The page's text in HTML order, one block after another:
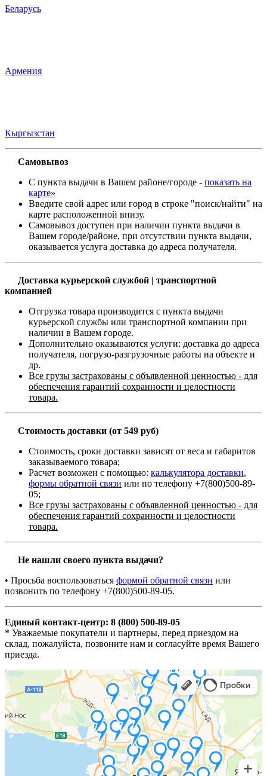
Беларусь
Армения
Кыргызстан
Самовывоз
С пункта выдачи в Вашем районе/городе - показать на
карте»
Введите свой адрес или город в строке "поиск/найти" на
карте расположенной внизу.
Самовывоз доступен при наличии пункта выдачи в
Вашем городе/районе, при отсутствии пункта выдачи,
оказывается услуга доставка до адреса получателя.
Доставка курьерской службой | транспортной
компанией
Отгрузка товара производится с пункта выдачи
курьерской службы или транспортной компании при
наличии в Вашем городе.
Дополнительно оказываются услуги: доставка до адреса
получателя, погрузо-разгрузочные работы на объекте и
др.
Все грузы застрахованы с объявленной ценностью - для
обеспечения гарантий сохранности и целостности
товара.
Стоимость доставки (от 549 руб)
Стоимость, сроки доставки зависят от веса и габаритов
заказываемого товара;
Расчет возможен с помощью: калькулятора доставки,
формы обратной связи или по телефону +7(800)500-89-
05;
Все грузы застрахованы с объявленной ценностью - для
обеспечения гарантий сохранности и целостности
товара.
Не нашли своего пункта выдачи?
• Просьба воспользоваться формой обратной связи или
позвонить по телефону +7(800)500-89-05.
Единый контакт-центр: 8 (800) 500-89-05
* Уважаемые покупатели и партнеры, перед приездом на
склад, пожалуйста, позвоните нам и согласуйте время Вашего
приезда.